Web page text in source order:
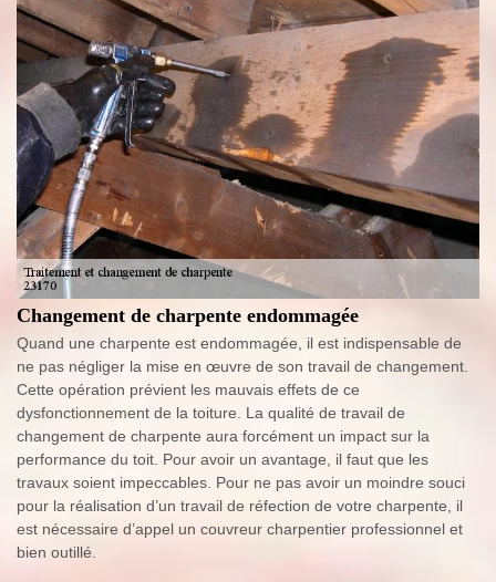
Changement de charpente endommagée
Quand une charpente est endommagée, il est indispensable de
ne pas négliger la mise en œuvre de son travail de changement.
Cette opération prévient les mauvais effets de ce
dysfonctionnement de la toiture. La qualité de travail de
changement de charpente aura forcément un impact sur la
performance du toit. Pour avoir un avantage, il faut que les
travaux soient impeccables. Pour ne pas avoir un moindre souci
pour la réalisation d’un travail de réfection de votre charpente, il
est nécessaire d’appel un couvreur charpentier professionnel et
bien outillé.